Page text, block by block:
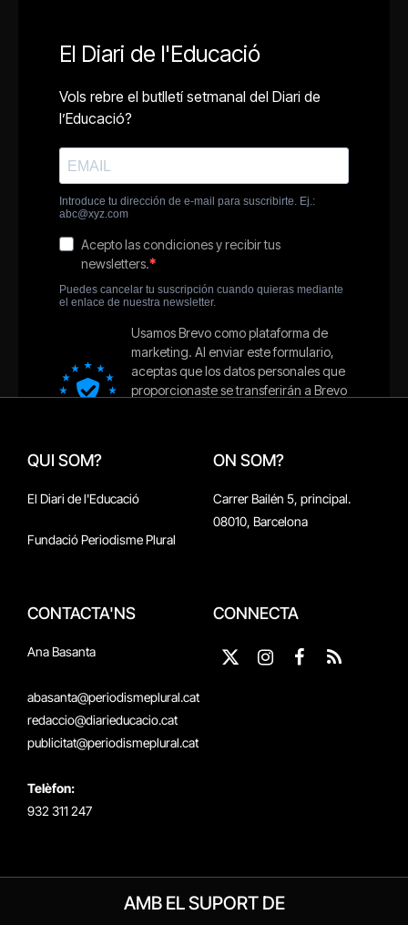
QUI SOM?
El Diari de l'Educació
Fundació Periodisme Plural
ON SOM?
Carrer Bailén 5, principal.
08010, Barcelona
CONTACTA'NS
Ana Basanta
abasanta@periodismeplural.cat
redaccio@diarieducacio.cat
publicitat@periodismeplural.cat
Telèfon:
932 311 247
CONNECTA
X
InstagramFacebook
RSS
AMB EL SUPORT DE